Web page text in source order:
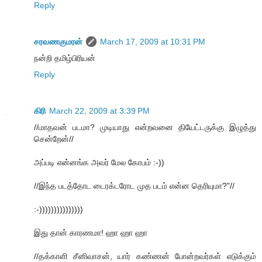
Reply
சரவணகுமரன்
March 17, 2009 at 10:31 PM
நன்றி தமிழ்பிரியன்
Reply
கிரி March 22, 2009 at 3:39 PM
//மாதவன் படமா? முடியாது என்றவனை தியேட்டருக்கு இழுத்து
சென்றேன்//
அப்படி என்னங்க அவர் மேல கோபம் :-))
//இந்த படத்தோட டைரக்டரோட முத படம் என்ன தெரியுமா?”//
:-)))))))))))))))
இது தான் காரணமா! ஹா ஹா ஹா
//தக்காளி சீனிவாசன், யார் கண்ணன் போன்றவர்கள் எடுக்கும்